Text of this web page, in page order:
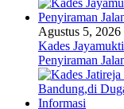
Agustus 5, 2026
Kades
Penyiraman